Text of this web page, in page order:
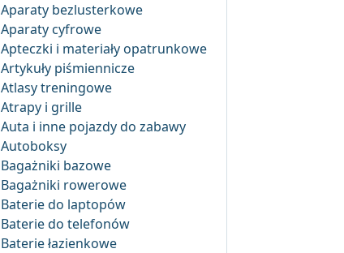
Aparaty bezlusterkowe
Aparaty cyfrowe
Apteczki i materiały opatrunkowe
Artykuły piśmiennicze
Atlasy treningowe
Atrapy i grille
Auta i inne pojazdy do zabawy
Autoboksy
Bagażniki bazowe
Bagażniki rowerowe
Baterie do laptopów
Baterie do telefonów
Baterie łazienkowe